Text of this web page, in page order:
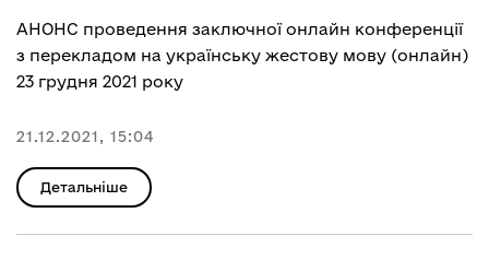
АНОНС проведення заключної онлайн конференції
з перекладом на українську жестову мову (онлайн)
23 грудня 2021 року
21.12.2021, 15:04
Детальніше